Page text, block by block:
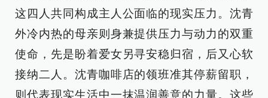
这四人共同构成主人公面临的现实压力。沈青
外冷内热的母亲则身兼提供压力与动力的双重
使命，先是盼着爱女另寻安稳归宿，后又心软
接纳二人。沈青咖啡店的领班准其停薪留职，
则代表现实生活中一抹温润善意的力量。这些